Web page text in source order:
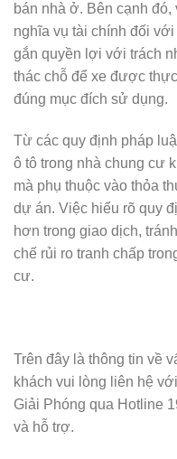
bán nhà ở. Bên cạnh
nghĩa vụ tài chính đối
gắn quyền lợi với trách
thác chỗ để xe được
đúng mục đích sử dụng.
Từ các quy định pháp
ô tô trong nhà chung cư
mà phụ thuộc vào thỏa
dự án. Việc hiểu rõ quy
hơn trong giao dịch,
chế rủi ro tranh chấp
cư.
Trên đây là thông tin về
khách vui lòng liên hệ
Giải Phóng qua Hotline
và hỗ trợ.